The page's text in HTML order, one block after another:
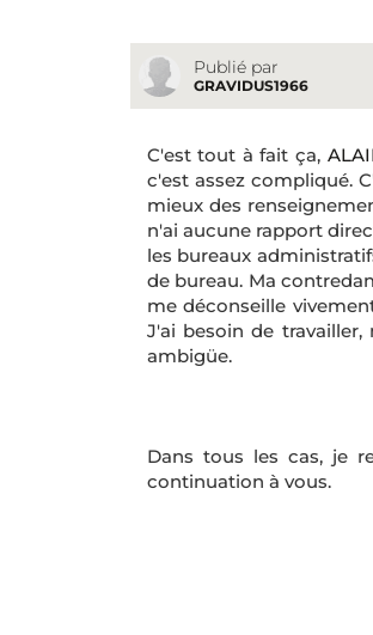
Publié par
GRAVIDUS1966
C'est tout à fait ça,
c'est assez compliqué.
mieux des
n'ai aucune rapport
les bureaux
de bureau. Ma
me déconseille
J'ai besoin de
ambigüe.
Dans tous les cas, je
continuation à vous.